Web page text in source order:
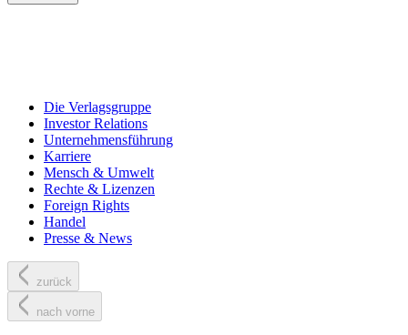
Die Verlagsgruppe
Investor Relations
Unternehmensführung
Karriere
Mensch & Umwelt
Rechte & Lizenzen
Foreign Rights
Handel
Presse & News
zurück
nach vorne